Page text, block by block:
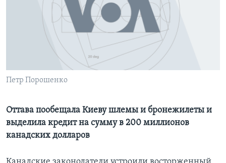
Learning English
СОЦИАЛЬНЫЕ СЕТИ
Петр Порошенко
Оттава пообещала Киеву шлемы и бронежилеты и
выделила кредит на сумму в 200 миллионов
канадских долларов